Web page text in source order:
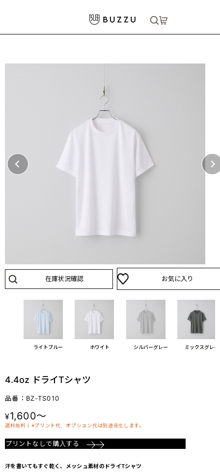
4.4oz ドライTシャツ
在庫状況確認 お気に入り
ライトブルー ホワイト シルバーグレー ミックスグレー
4.4oz ドライTシャツ
品番：BZ-TS010
¥1,600～
送料無料丨※プリント代、オプション代は別途発生します。
プリントなしで購入する
汗を書いてもすぐ乾く、メッシュ素材のドライTシャツ